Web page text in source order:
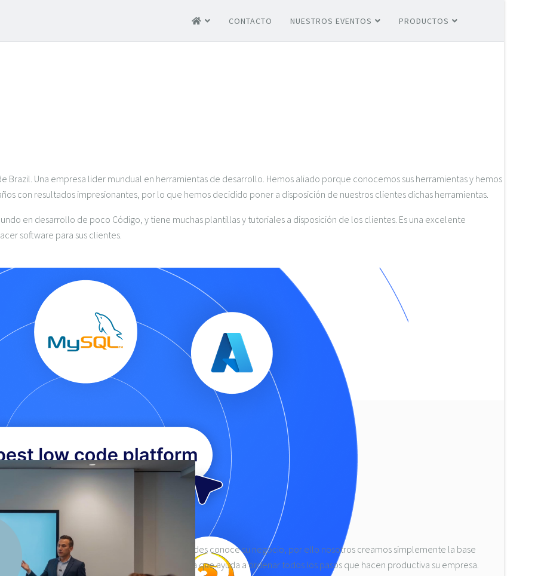
CONTACTO NUESTROS EVENTOS PRODUCTOS
Brazil. Una empresa lider mundual en herramientas de desarrollo. Hemos aliado porque conocemos sus herramientas y hemos
con resultados impresionantes, por lo que hemos decidido poner a disposición de nuestros clientes dichas herramientas.
en desarrollo de poco Código, y tiene muchas plantillas y tutoriales a disposición de los clientes. Es una excelente
software para sus clientes.
sabe que es correcto, porque cada uno de Ustedes conoce su negocio, por ello nosotros creamos simplemente la base
particulares de su empresa a una herramienta que ayuda a ordenar todos los pasos que hacen productiva su empresa.